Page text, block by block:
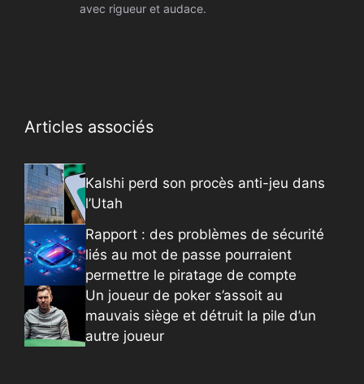
avec rigueur et audace.
Articles associés
Kalshi perd son procès anti-jeu dans
l’Utah
Rapport : des problèmes de sécurité
liés au mot de passe pourraient
permettre le piratage de compte
Un joueur de poker s’assoit au
mauvais siège et détruit la pile d’un
autre joueur